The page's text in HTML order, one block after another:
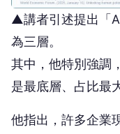
▲講者引述提出「
為三層。
其中，他特別強調
是最底層、占比最
他指出，許多企業